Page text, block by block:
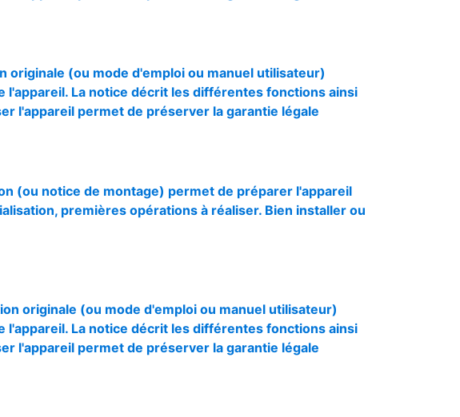
originale (ou mode d'emploi ou manuel utilisateur)
La notice décrit les différentes fonctions ainsi
l'appareil permet de préserver la garantie légale
(ou notice de montage) permet de préparer l'appareil
premières opérations à réaliser. Bien installer ou
originale (ou mode d'emploi ou manuel utilisateur)
La notice décrit les différentes fonctions ainsi
l'appareil permet de préserver la garantie légale